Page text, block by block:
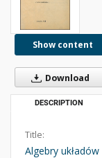
Show content
Download
DESCRIPTION
Title:
Algebry